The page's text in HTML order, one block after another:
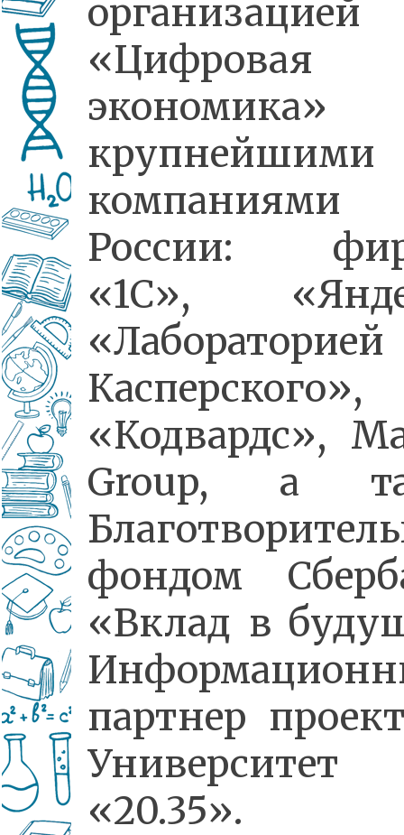
организацией
«Цифровая
компаниями
России:
«1С»,
«Лабораторией
Касперского»,
«Кодвардс»,
Group, а
фондом
«Вклад в
партнер
Университет
«20.35».